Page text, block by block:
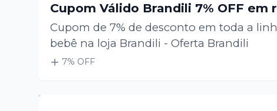
Cupom Válido Brandili 7% OFF em
Cupom de 7% de desconto em toda a
bebê na loja Brandili - Oferta Brandili
7% OFF